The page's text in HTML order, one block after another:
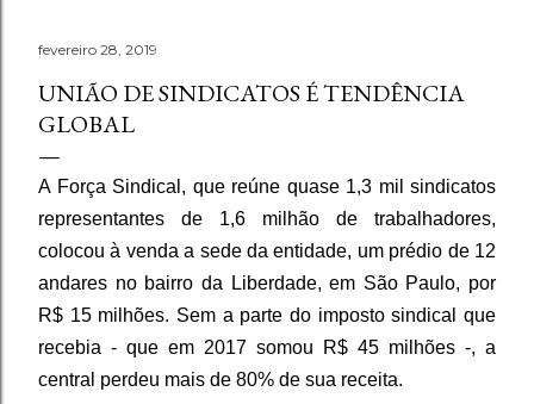
fevereiro 28, 2019
UNIÃO DE SINDICATOS É TENDÊNCIA
GLOBAL
A Força Sindical, que reúne quase 1,3 mil sindicatos
representantes de 1,6 milhão de trabalhadores,
colocou à venda a sede da entidade, um prédio de 12
andares no bairro da Liberdade, em São Paulo, por
R$ 15 milhões. Sem a parte do imposto sindical que
recebia - que em 2017 somou R$ 45 milhões -, a
central perdeu mais de 80% de sua receita.